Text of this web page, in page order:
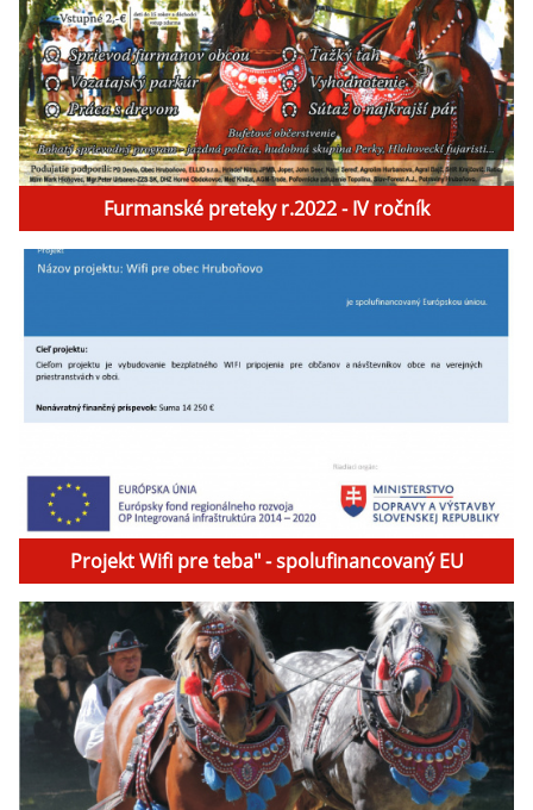
Furmanské preteky r.2022 - IV ročník
Projekt Wifi pre teba" - spolufinancovaný EU